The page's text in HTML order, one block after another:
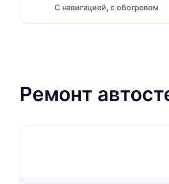
С навигацией, с обогревом
Ремонт